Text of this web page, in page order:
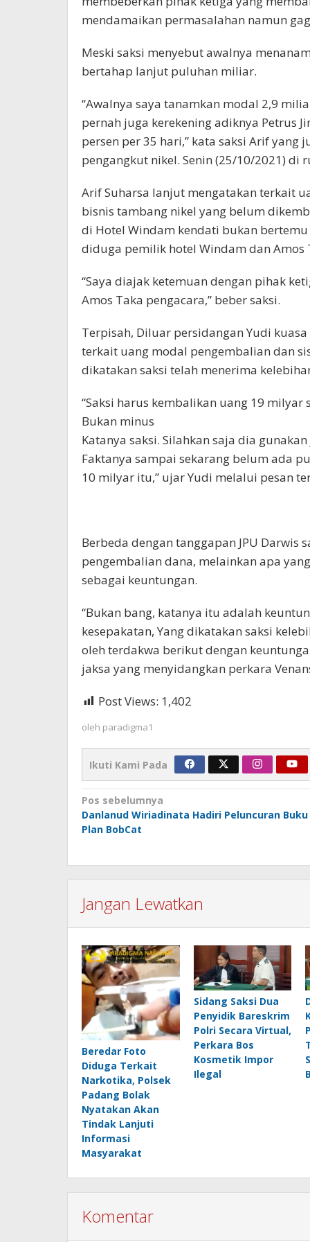
mendamaikan permasalahan namun
Meski saksi menyebut awalnya
bertahap lanjut puluhan miliar.
“Awalnya saya tanamkan modal 2,9
pernah juga kerekening adiknya Petrus
persen per 35 hari,” kata saksi Arif
pengangkut nikel. Senin (25/10/2021) di
Arif Suharsa lanjut mengatakan terkait
bisnis tambang nikel yang belum
di Hotel Windam kendati bukan
diduga pemilik hotel Windam dan Amos
“Saya diajak ketemuan dengan pihak
Amos Taka pengacara,” beber saksi.
Terpisah, Diluar persidangan Yudi
terkait uang modal pengembalian dan
dikatakan saksi telah menerima
“Saksi harus kembalikan uang 19
Bukan minus
Katanya saksi. Silahkan saja dia
Faktanya sampai sekarang belum ada
10 milyar itu,” ujar Yudi melalui pesan
Berbeda dengan tanggapan JPU
pengembalian dana, melainkan apa
sebagai keuntungan.
“Bukan bang, katanya itu adalah
kesepakatan, Yang dikatakan saksi
oleh terdakwa berikut dengan
jaksa yang menyidangkan perkara
Post Views: 1,402
oleh paradigma1
Ikuti Kami Pada
Navigasi
pos
Pos sebelumnya
Danlanud Wiriadinata Hadiri Peluncuran Buku
Plan BobCat
Jangan Lewatkan
Beredar Foto
Diduga Terkait
Narkotika, Polsek
Padang Bolak
Nyatakan Akan
Tindak Lanjuti
Informasi
Masyarakat
Sidang Saksi Dua
Penyidik Bareskrim
Polri Secara Virtual,
Perkara Bos
Kosmetik Impor
Ilegal
Komentar